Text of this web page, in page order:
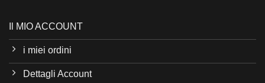
Il MIO ACCOUNT
i miei ordini
Dettagli Account